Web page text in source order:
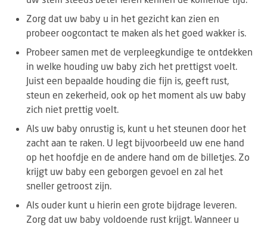
Zorg dat uw baby u in het gezicht kan zien en
probeer oogcontact te maken als het goed wakker is.
Probeer samen met de verpleegkundige te ontdekken
in welke houding uw baby zich het prettigst voelt.
Juist een bepaalde houding die fijn is, geeft rust,
steun en zekerheid, ook op het moment als uw baby
zich niet prettig voelt.
Als uw baby onrustig is, kunt u het steunen door het
zacht aan te raken. U legt bijvoorbeeld uw ene hand
op het hoofdje en de andere hand om de billetjes. Zo
krijgt uw baby een geborgen gevoel en zal het
sneller getroost zijn.
Als ouder kunt u hierin een grote bijdrage leveren.
Zorg dat uw baby voldoende rust krijgt. Wanneer u